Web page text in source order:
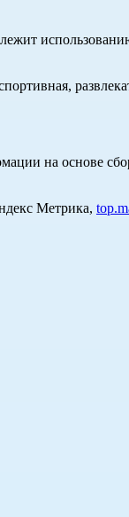
на основе
Метрика,